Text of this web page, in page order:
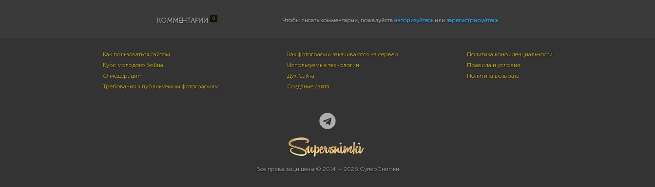
КОММЕНТАРИИ 0 Чтобы писать комментарии, пожалуйста авторизуйтесьили зарегистрируйтесь
Как пользоваться сайтом
Курс молодого бойца
О модерации
Требования к публикуемым фотографиям
Как фотографии закачиваются на сервер
Используемые технологии
Дух Сайта
Создание сайта
Политика конфиденциальности
Правила и условия
Политика возврата
Все права защищены © 2014 — 2026 СуперСнимки